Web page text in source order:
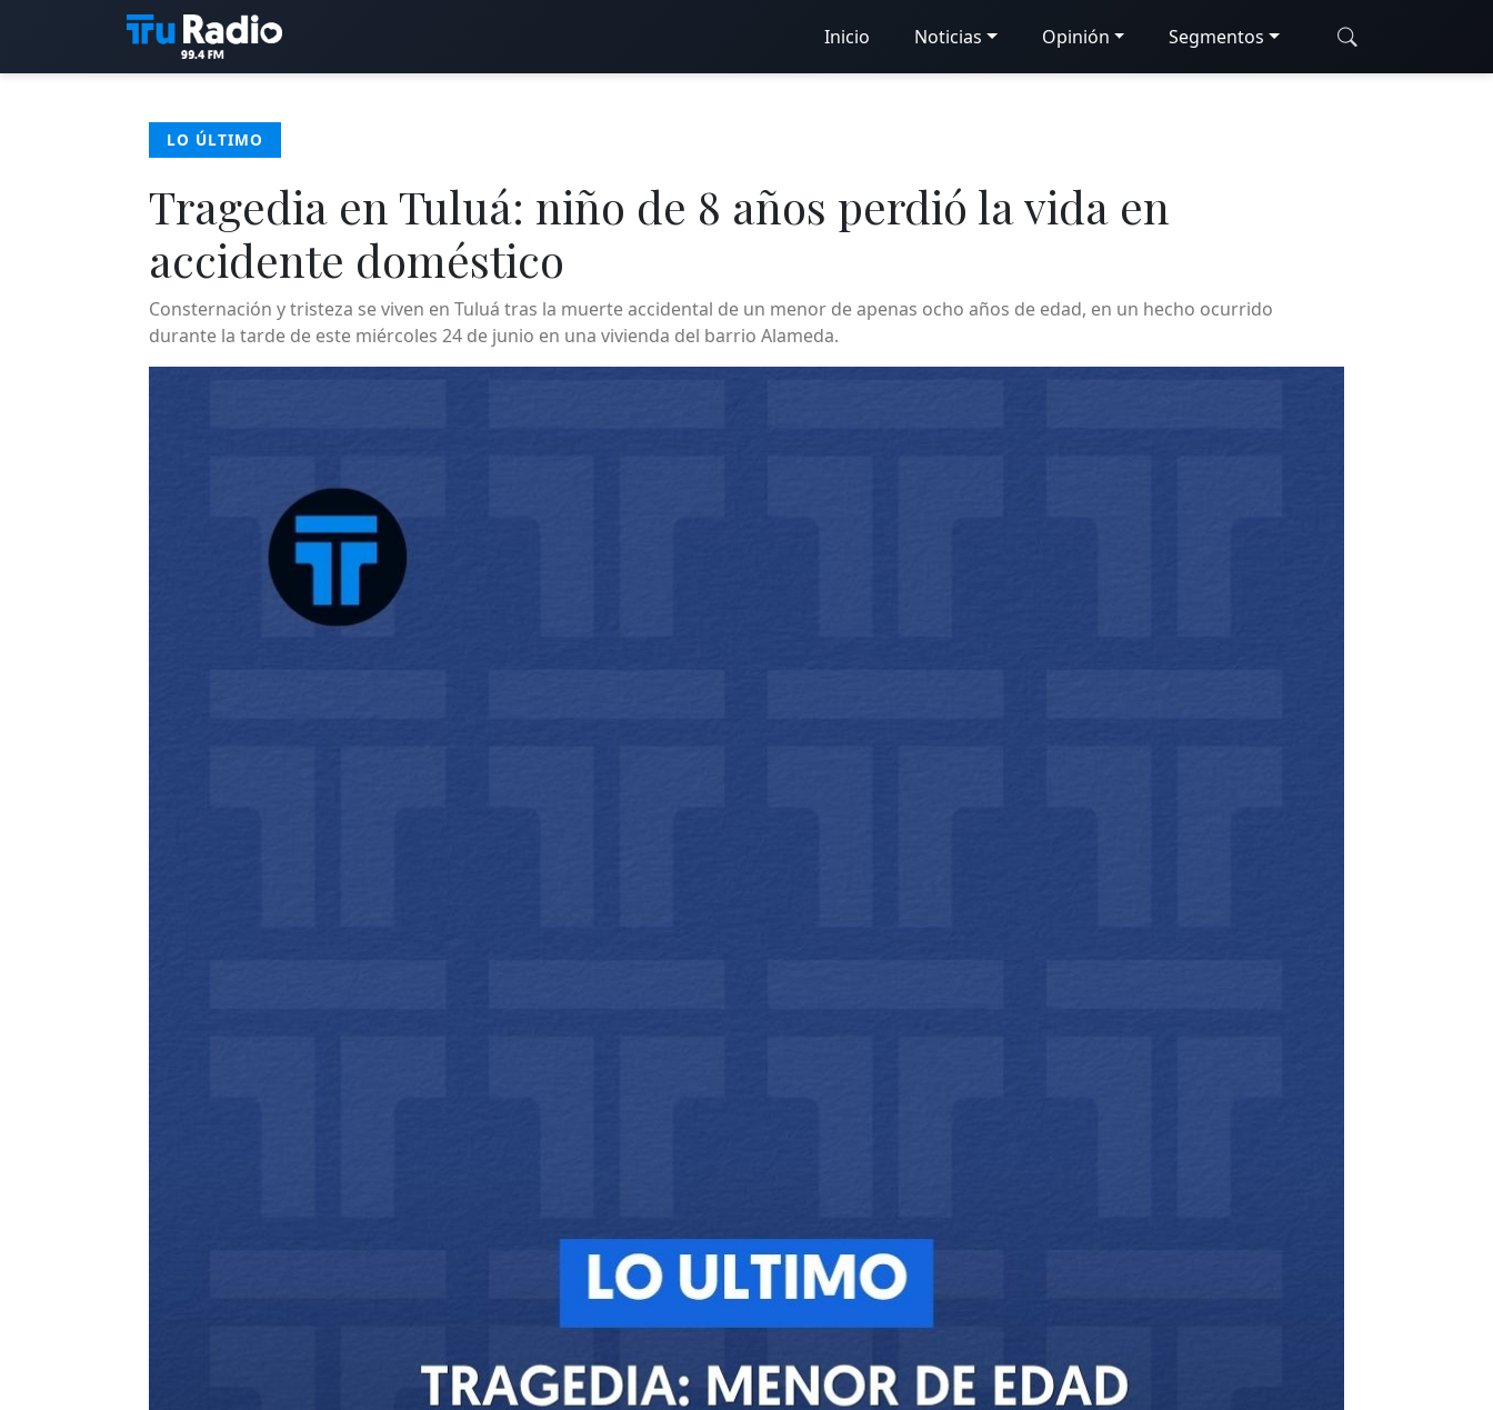
Inicio Noticias Opinión Segmentos
LO ÚLTIMO
Tragedia en Tuluá: niño de 8 años perdió la vida en
accidente doméstico
Consternación y tristeza se viven en Tuluá tras la muerte accidental de un menor de apenas ocho años de edad, en un hecho ocurrido
durante la tarde de este miércoles 24 de junio en una vivienda del barrio Alameda.